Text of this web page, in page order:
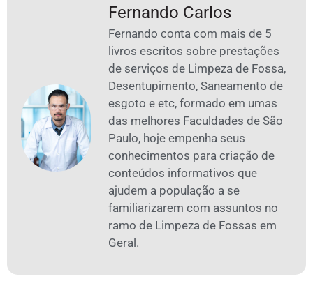
Fernando Carlos
Fernando conta com mais de 5
livros escritos sobre prestações
de serviços de Limpeza de Fossa,
Desentupimento, Saneamento de
esgoto e etc, formado em umas
das melhores Faculdades de São
Paulo, hoje empenha seus
conhecimentos para criação de
conteúdos informativos que
ajudem a população a se
familiarizarem com assuntos no
ramo de Limpeza de Fossas em
Geral.